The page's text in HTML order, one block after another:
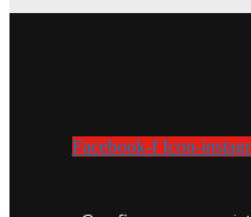
Facebook-f Icon-